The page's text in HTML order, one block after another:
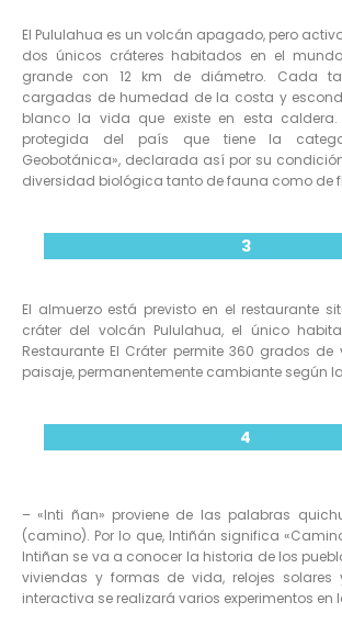
El Pululahua es un volcán apagado, pero
dos únicos cráteres habitados en el
grande con 12 km de diámetro. Cada
cargadas de humedad de la costa y
blanco la vida que existe en esta
protegida del país que tiene la
Geobotánica», declarada así por su
diversidad biológica tanto de fauna como de
3
El almuerzo está previsto en el restaurante
cráter del volcán Pululahua, el único
Restaurante El Cráter permite 360 grados de
paisaje, permanentemente cambiante según
4
– «Inti ñan» proviene de las palabras
(camino). Por lo que, Intiñán significa
Intiñan se va a conocer la historia de los
viviendas y formas de vida, relojes
interactiva se realizará varios experimentos en